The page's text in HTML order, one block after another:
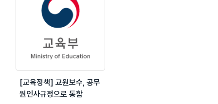
[교육정책] 교원보수, 공무
원인사규정으로 통합